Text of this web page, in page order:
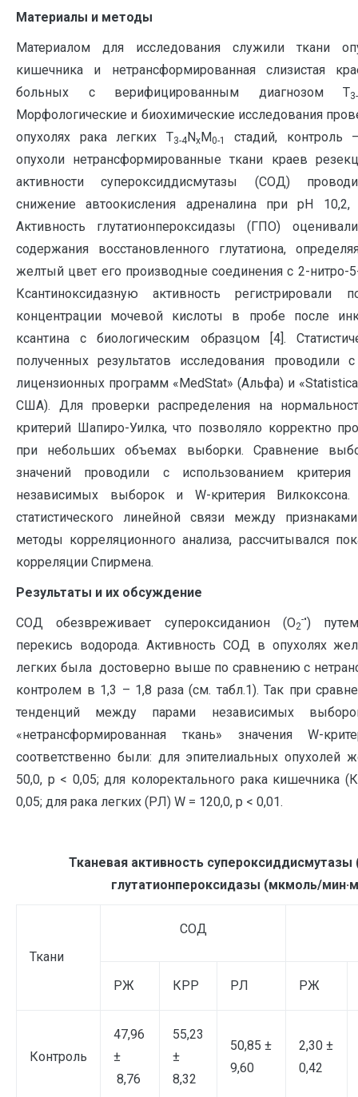
Материалы и методы
Материалом для исследования служили ткани
кишечника и нетрансформированная слизистая
больных с верифицированным диагнозом Т
Морфологические и биохимические исследования
опухолях рака легких Т3-4NхM0-1
стадий, контроль
опухоли нетрансформированные ткани краев
активности супероксиддисмутазы (СОД)
снижение автоокисления адреналина при рН
Активность глутатионпероксидазы (ГПО)
содержания восстановленного глутатиона,
желтый цвет его производные соединения с 2-нитро-
Ксантиноксидазную активность
концентрации мочевой кислоты в пробе после
ксантина с биологическим образцом [4].
полученных результатов исследования проводили
лицензионных программ «MedStat» (Альфа) и
США). Для проверки распределения на
критерий Шапиро-Уилка, что позволяло корректно
при небольших объемах выборки. Сравнение
значений проводили с использованием
независимых выборок и W-критерия
статистического линейной связи между
методы корреляционного анализа, рассчитывался
корреляции Спирмена.
Результаты и их обсуждение
СОД обезвреживает супероксиданион (О2
-•)
перекись водорода. Активность СОД в опухолях
легких была достоверно выше по сравнению с
контролем в 1,3 – 1,8 раза (см. табл.1). Так при
тенденций между парами независимых
«нетрансформированная ткань» значения W-
соответственно были: для эпителиальных опухолей
50,0, р < 0,05; для колоректального рака кишечника
0,05; для рака легких (РЛ) W = 120,0, р < 0,01.
Тканевая активность
глутатионпероксидазы (мкмоль/
Ткани
СОД
РЖ КРР РЛ РЖ
Контроль
47,96
±
8,76
55,23
±
8,32
50,85 ±
9,60
2,30 ±
0,42